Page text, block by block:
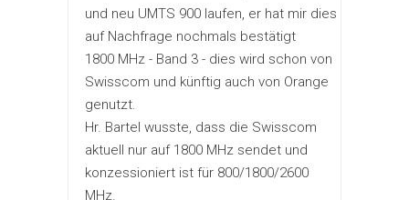
und neu UMTS 900 laufen, er hat mir dies
auf Nachfrage nochmals bestätigt
1800 MHz - Band 3 - dies wird schon von
Swisscom und künftig auch von Orange
genutzt.
Hr. Bartel wusste, dass die Swisscom
aktuell nur auf 1800 MHz sendet und
konzessioniert ist für 800/1800/2600
MHz.